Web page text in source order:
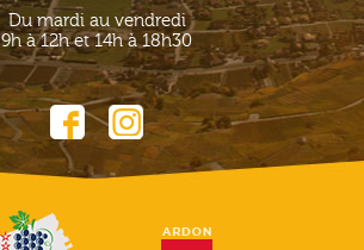
Du mardi au vendredi
9h à 12h et 14h à 18h30